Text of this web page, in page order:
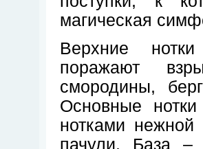
магическая
Верхние
поражают
смородины,
Основные нотки
нотками
пачули. База